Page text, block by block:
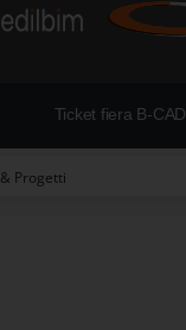
Ticket fiera B-CAD